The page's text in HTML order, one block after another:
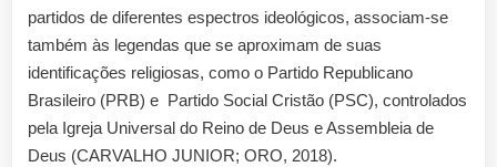
partidos de diferentes espectros ideológicos, associam-se
também às legendas que se aproximam de suas
identificações religiosas, como o Partido Republicano
Brasileiro (PRB) e Partido Social Cristão (PSC), controlados
pela Igreja Universal do Reino de Deus e Assembleia de
Deus (CARVALHO JUNIOR; ORO, 2018).